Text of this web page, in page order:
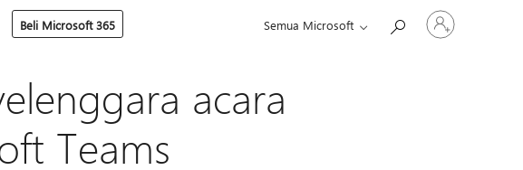
Beli Microsoft 365 Semua Microsoft
Masuk
ke
akun
acara
Teams